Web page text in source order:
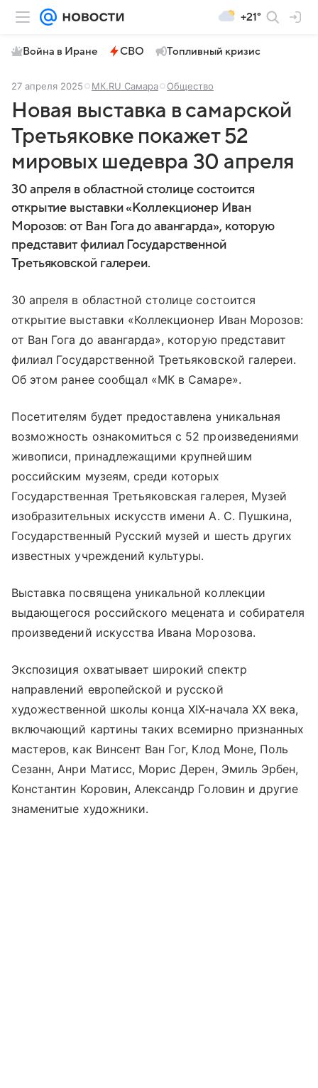
+21°
Война в Иране СВО Топливный кризис
27 апреля 2025 МК.RU Самара Общество
Новая выставка в самарской
Третьяковке покажет 52
мировых шедевра 30 апреля
30 апреля в областной столице состоится
открытие выставки «Коллекционер Иван
Морозов: от Ван Гога до авангарда», которую
представит филиал Государственной
Третьяковской галереи.
30 апреля в областной столице состоится
открытие выставки «Коллекционер Иван Морозов:
от Ван Гога до авангарда», которую представит
филиал Государственной Третьяковской галереи.
Об этом ранее сообщал «МК в Самаре».
Посетителям будет предоставлена уникальная
возможность ознакомиться с 52 произведениями
живописи, принадлежащими крупнейшим
российским музеям, среди которых
Государственная Третьяковская галерея, Музей
изобразительных искусств имени А. С. Пушкина,
Государственный Русский музей и шесть других
известных учреждений культуры.
Выставка посвящена уникальной коллекции
выдающегося российского мецената и собирателя
произведений искусства Ивана Морозова.
Экспозиция охватывает широкий спектр
направлений европейской и русской
художественной школы конца XIX-начала XX века,
включающий картины таких всемирно признанных
мастеров, как Винсент Ван Гог, Клод Моне, Поль
Сезанн, Анри Матисс, Морис Дерен, Эмиль Эрбен,
Константин Коровин, Александр Головин и другие
знаменитые художники.